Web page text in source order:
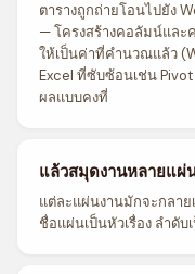
ตารางถูกถ่ายโอนไปยัง
— โครงสร้างคอลัมน์และ
ให้เป็นค่าที่คำนวณแล้ว
Excel ที่ซับซ้อนเช่น
ผลแบบคงที่
แล้วสมุดงานหลายแผ่
แต่ละแผ่นงานมักจะกลาย
ชื่อแผ่นเป็นหัวเรื่อง ลำดั